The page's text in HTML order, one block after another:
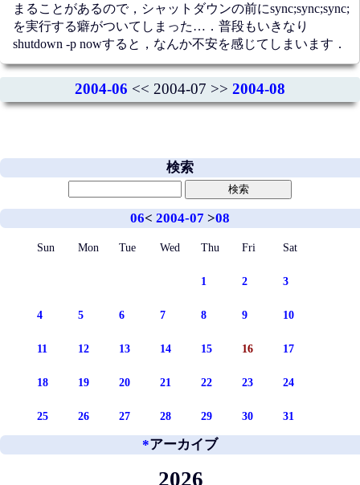
まることがあるので，シャットダウンの前にsync;sync;sync;
を実行する癖がついてしまった…．普段もいきなり
shutdown -p nowすると，なんか不安を感じてしまいます．
2004-06 << 2004-07 >> 2004-08
検索
06< 2004-07 >08
Sun Mon Tue Wed Thu Fri Sat
1 2 3
4 5 6 7 8 9 10
11 12 13 14 15 16 17
18 19 20 21 22 23 24
25 26 27 28 29 30 31
*アーカイブ
2026